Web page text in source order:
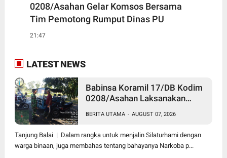
0208/Asahan Gelar Komsos Bersama
Tim Pemotong Rumput Dinas PU
21:47
LATEST NEWS
Babinsa Koramil 17/DB Kodim
0208/Asahan Laksanakan
Abang Becak
BERITA UTAMA - AUGUST 07, 2026
Tanjung Balai | Dalam rangka untuk menjalin Silaturhami dengan
warga binaan, juga membahas tentang bahayanya Narkoba p...